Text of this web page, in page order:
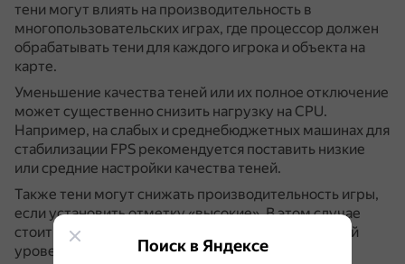
тени могут влиять на производительность в
многопользовательских играх, где процессор должен
обрабатывать тени для каждого игрока и объекта на
карте.
Уменьшение качества теней или их полное отключение
может существенно снизить нагрузку на CPU.
Например, на слабых и среднебюджетных машинах для
стабилизации FPS рекомендуется поставить низкие
или средние настройки качества теней.
Также тени могут снижать производительность игры,
если установить отметку «высокие».В этом случае
стоит попробовать установить средний или низкий
уровень.
Поиск в Яндексе